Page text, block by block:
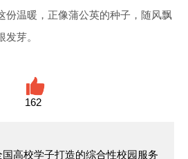
份温暖，正像蒲公英的种子，随风飘
芽。
162
高校学子打造的综合性校园服务